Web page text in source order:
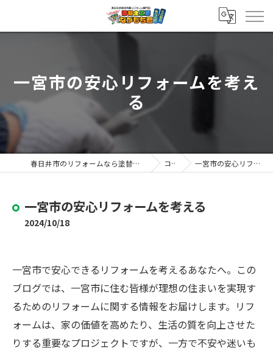
一宮市の安心リフォームを考え
る
春日井市のリフォームなら塗替え工房ながもち君 春日井店 コラム 一宮市の安心リフォームを考える
一宮市の安心リフォームを考える
2024/10/18
一宮市で安心できるリフォームを考えるあなたへ。この
ブログでは、一宮市に住む皆様が理想の住まいを実現す
るためのリフォームに関する情報をお届けします。リフ
ォームは、家の価値を高めたり、生活の質を向上させた
りする重要なプロジェクトですが、一方で不安や迷いも